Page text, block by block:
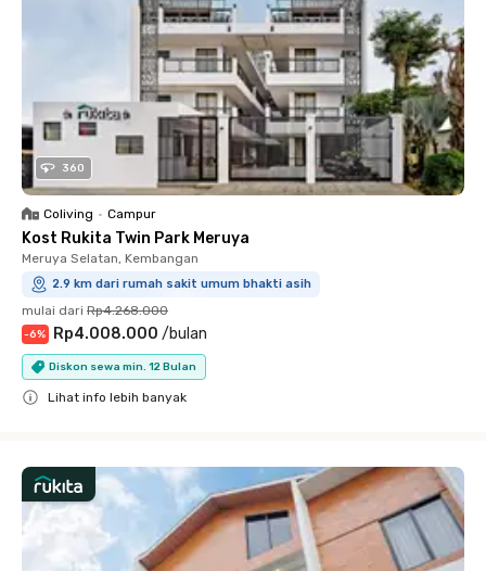
360
Coliving • Campur
Kost Rukita Twin Park Meruya
Meruya Selatan, Kembangan
2.9 km dari rumah sakit umum bhakti asih
mulai dari Rp4.268.000
-6% Rp4.008.000 /bulan
Diskon sewa min. 12 Bulan
Lihat info lebih banyak